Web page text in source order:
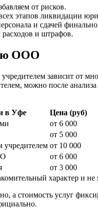
от рисков.
этапов ликвидации
и сдачей
и штрафов.
ООО
зависит от
можно после
в Уфе
Цена (руб)
от 6 000
от 5 000
от 10 000
от 6 000
от 3 000
характер и
а стоимость услуг